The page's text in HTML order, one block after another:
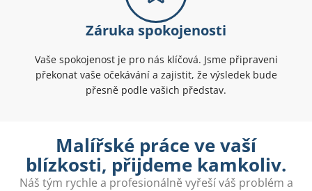
Záruka spokojenosti
Vaše spokojenost je pro nás klíčová. Jsme připraveni
překonat vaše očekávání a zajistit, že výsledek bude
přesně podle vašich představ.
Malířské práce ve vaší
blízkosti, přijdeme kamkoliv.
Náš tým rychle a profesionálně vyřeší váš problém a